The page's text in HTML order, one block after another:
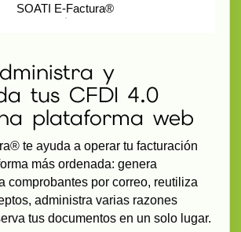
SOATI E-Factura®
y
tus CFDI 4.0
plataforma web
te ayuda a operar tu facturación
más ordenada: genera
comprobantes por correo, reutiliza
administra varias razones
tus documentos en un solo lugar.